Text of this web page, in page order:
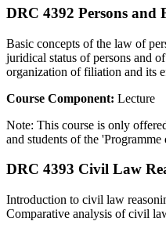
DRC 4392 Persons
Basic concepts of the law of
juridical status of persons and
organization of filiation and its
Course Component: Lecture
Note: This course is only
and students of the 'Programme
DRC 4393 Civil Law
Introduction to civil law
Comparative analysis of civil